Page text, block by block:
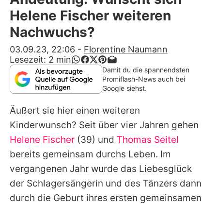
Alle Themen auf Promiflash
App runterladen
Team
Redaktionelle Richtlinien
Impressum
Datenschutzerklärung
Nutzungsbedingungen
Utiq verwalten
Helene Fischer weiteren
Nachwuchs?
03.09.23, 22:06 - Florentine Naumann
Lesezeit: 2 min
Damit du die spannendsten
Promiflash-News auch bei
Google siehst.
Äußert sie hier einen weiteren
Kinderwunsch? Seit über vier Jahren gehen
Helene Fischer (39) und Thomas Seitel
bereits gemeinsam durchs Leben. Im
vergangenen Jahr wurde das Liebesglück
der Schlagersängerin und des Tänzers dann
durch die Geburt ihres ersten gemeinsamen